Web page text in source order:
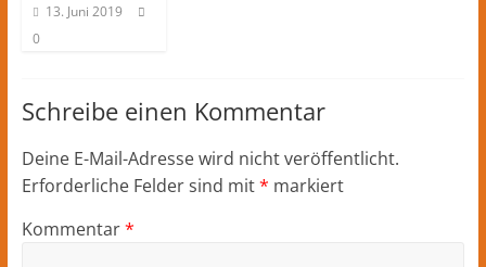
13. Juni 2019
0
Schreibe einen Kommentar
Deine E-Mail-Adresse wird nicht veröffentlicht.
Erforderliche Felder sind mit* markiert
Kommentar*